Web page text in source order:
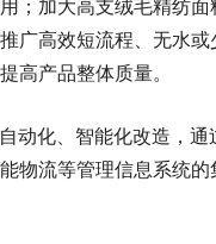
；加大高支绒毛精纺
广高效短流程、无水
高产品整体质量。
动化、智能化改造，
物流等管理信息系统